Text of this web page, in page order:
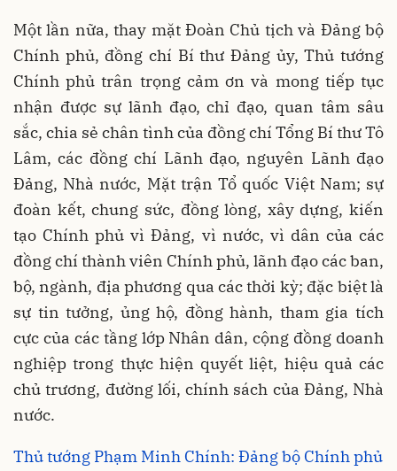
Một lần nữa, thay mặt Đoàn Chủ tịch và Đảng bộ
Chính phủ, đồng chí Bí thư Đảng ủy, Thủ tướng
Chính phủ trân trọng cảm ơn và mong tiếp tục
nhận được sự lãnh đạo, chỉ đạo, quan tâm sâu
sắc, chia sẻ chân tình của đồng chí Tổng Bí thư Tô
Lâm, các đồng chí Lãnh đạo, nguyên Lãnh đạo
Đảng, Nhà nước, Mặt trận Tổ quốc Việt Nam; sự
đoàn kết, chung sức, đồng lòng, xây dựng, kiến
tạo Chính phủ vì Đảng, vì nước, vì dân của các
đồng chí thành viên Chính phủ, lãnh đạo các ban,
bộ, ngành, địa phương qua các thời kỳ; đặc biệt là
sự tin tưởng, ủng hộ, đồng hành, tham gia tích
cực của các tầng lớp Nhân dân, cộng đồng doanh
nghiệp trong thực hiện quyết liệt, hiệu quả các
chủ trương, đường lối, chính sách của Đảng, Nhà
nước.
Thủ tướng Phạm Minh Chính: Đảng bộ Chính phủ